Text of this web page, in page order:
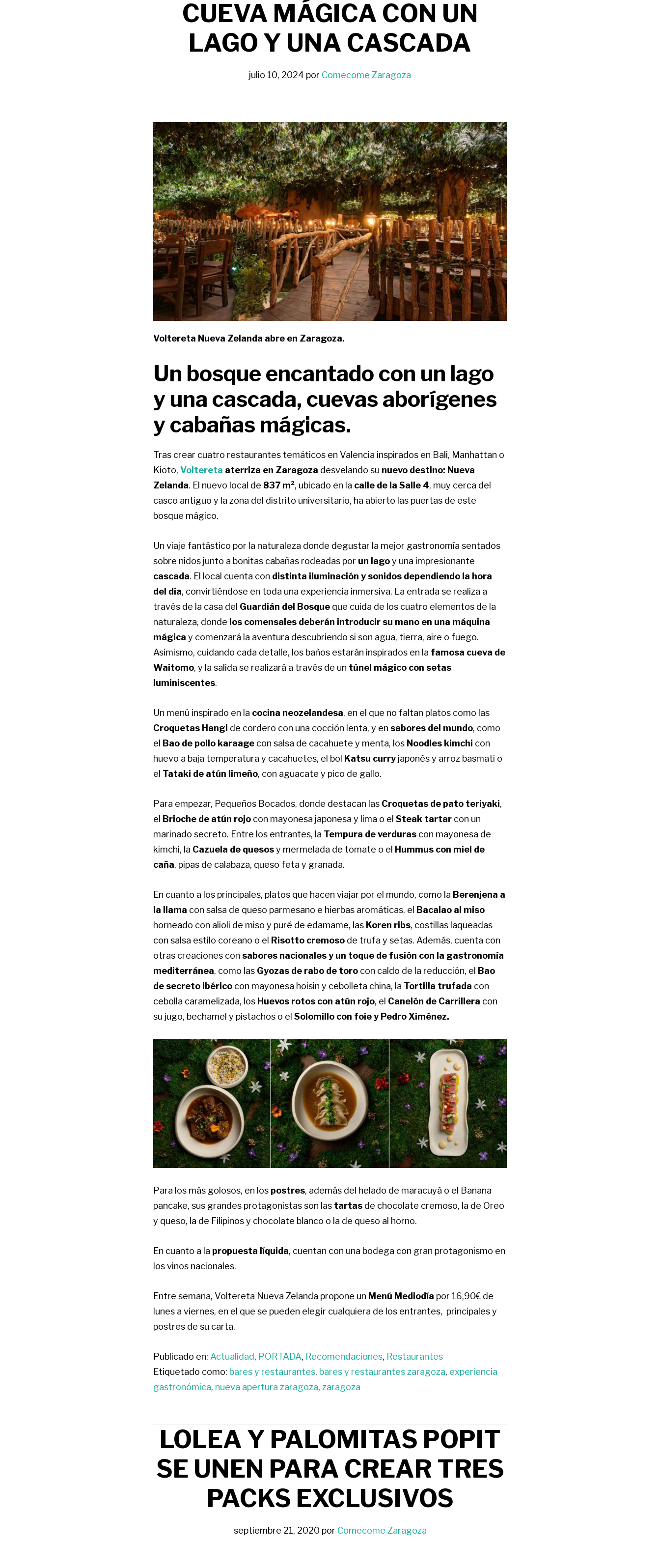
CUEVA MÁGICA CON UN
LAGO Y UNA CASCADA
julio 10, 2024 por Comecome Zaragoza
Voltereta Nueva Zelanda abre en Zaragoza.
Un bosque encantado con un lago
y una cascada, cuevas aborígenes
y cabañas mágicas.
Tras crear cuatro restaurantes temáticos en Valencia inspirados en Bali, Manhattan o
Kioto, Voltereta aterriza en Zaragoza desvelando su nuevo destino: Nueva
Zelanda. El nuevo local de 837 m², ubicado en la calle de la Salle 4, muy cerca del
casco antiguo y la zona del distrito universitario, ha abierto las puertas de este
bosque mágico.
Un viaje fantástico por la naturaleza donde degustar la mejor gastronomía sentados
sobre nidos junto a bonitas cabañas rodeadas por un lagoy una impresionante
cascada. El local cuenta con distinta iluminación y sonidos dependiendo la hora
del día, convirtiéndose en toda una experiencia inmersiva. La entrada se realiza a
través de la casa del Guardián del Bosque que cuida de los cuatro elementos de la
naturaleza, donde los comensales deberán introducir su mano en una máquina
mágica y comenzará la aventura descubriendo si son agua, tierra, aire o fuego.
Asimismo, cuidando cada detalle, los baños estarán inspirados en la famosa cueva de
Waitomo, y la salida se realizará a través de un túnel mágico con setas
luminiscentes.
Un menú inspirado en la cocina neozelandesa, en el que no faltan platos como las
Croquetas Hangi de cordero con una cocción lenta, y en sabores del mundo, como
el Bao de pollo karaage con salsa de cacahuete y menta, los Noodles kimchi con
huevo a baja temperatura y cacahuetes, el bol Katsu curry japonés y arroz basmati o
el Tataki de atún limeño, con aguacate y pico de gallo.
Para empezar, Pequeños Bocados, donde destacan las Croquetas de pato teriyaki,
el Brioche de atún rojo con mayonesa japonesa y lima o el Steak tartar con un
marinado secreto. Entre los entrantes, la Tempura de verduras con mayonesa de
kimchi, la Cazuela de quesosy mermelada de tomate o el Hummus con miel de
caña, pipas de calabaza, queso feta y granada.
En cuanto a los principales, platos que hacen viajar por el mundo, como la Berenjena a
la llama con salsa de queso parmesano e hierbas aromáticas, el Bacalao al miso
horneado con alioli de miso y puré de edamame, las Koren ribs, costillas laqueadas
con salsa estilo coreano o el Risotto cremoso de trufa y setas. Además, cuenta con
otras creaciones con sabores nacionales y un toque de fusión con la gastronomía
mediterránea, como las Gyozas de rabo de toro con caldo de la reducción, el Bao
de secreto ibérico con mayonesa hoisin y cebolleta china, la Tortilla trufada con
cebolla caramelizada, los Huevos rotos con atún rojo, el Canelón de Carrillera con
su jugo, bechamel y pistachos o el Solomillo con foie y Pedro Ximénez.
Para los más golosos, en los postres, además del helado de maracuyá o el Banana
pancake, sus grandes protagonistas son las tartas de chocolate cremoso, la de Oreo
y queso, la de Filipinos y chocolate blanco o la de queso al horno.
En cuanto a la propuesta líquida, cuentan con una bodega con gran protagonismo en
los vinos nacionales.
Entre semana, Voltereta Nueva Zelanda propone un Menú Mediodía por 16,90€ de
lunes a viernes, en el que se pueden elegir cualquiera de los entrantes, principales y
postres de su carta.
Publicado en: Actualidad, PORTADA, Recomendaciones, Restaurantes
Etiquetado como: bares y restaurantes, bares y restaurantes zaragoza, experiencia
gastronómica, nueva apertura zaragoza, zaragoza
LOLEA Y PALOMITAS POPIT
SE UNEN PARA CREAR TRES
PACKS EXCLUSIVOS
septiembre 21, 2020 por Comecome Zaragoza